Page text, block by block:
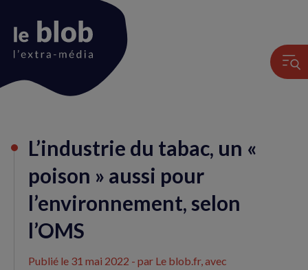
du
L’industrie du tabac, un «
poison » aussi pour
l’environnement, selon
l’OMS
Publié le 31 mai 2022 - par Le blob.fr, avec